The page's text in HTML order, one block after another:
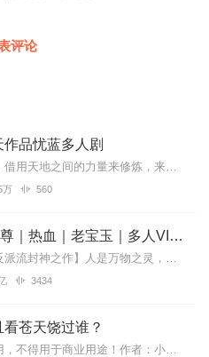
评论
品忧蓝多人剧
【内容简介】天士，借用天地之间的力量来修炼，来突破自身桎梏的一群特殊修炼者。刚刚入门的天士可以借用青龙、朱雀、白虎、玄武四象之力。强大一点的可以借用金木水火土五...
万 560
蛊真人｜大爱仙尊｜热血｜老宝玉｜多人VIP免费有声剧
内容简介【黑暗文反派流封神之作】人是万物之灵，蛊是天地真精。一个穿越者不断重生的故事。一个养蛊、炼蛊、用蛊的奇特世界。配音组（男角色）老宝玉旁白...
3434
看苍天饶过谁？
此书为练习讲书所用，不得用于商业用途！作者：小知闲闲作品简介烽火狼烟的岁月，生命何其渺小，战争改变了一个世界，也改变了无数个人生。他是个普通军人，他只是想活着，...